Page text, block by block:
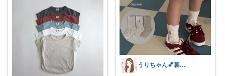
うりちゃん💕暮らし🏡キッズ👶ママ